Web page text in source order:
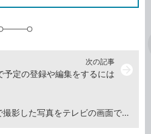
GALAXY S II WiMAXで撮影した写真をテレビの画面で見るには
次の記事
予定の登録や編集をするには